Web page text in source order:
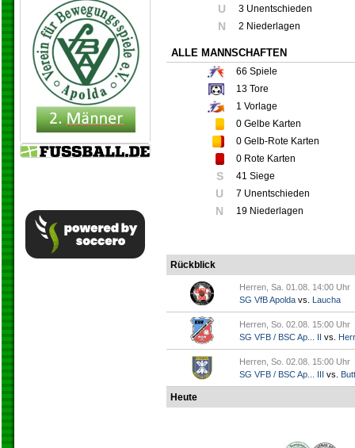
U 3 Unentschieden
N 2 Niederlagen
ALLE MANNSCHAFTEN
66 Spiele
13 Tore
1 Vorlage
0 Gelbe Karten
0 Gelb-Rote Karten
0 Rote Karten
S 41 Siege
U 7 Unentschieden
N 19 Niederlagen
Rückblick
Herren, Sa. 01.08. 14:00 Uhr
SG VfB Apolda vs. Laucha
Herren, So. 02.08. 15:00 Uhr
SG VFB / BSC Ap... II vs.
Herren, So. 02.08. 15:00 Uhr
SG VFB / BSC Ap... III vs.
Heute